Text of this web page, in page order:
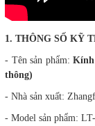
1. THÔNG SỐ KỸ
- Tên sản phẩm:Kính
thông)
- Nhà sản xuất:
- Model sản phẩm: